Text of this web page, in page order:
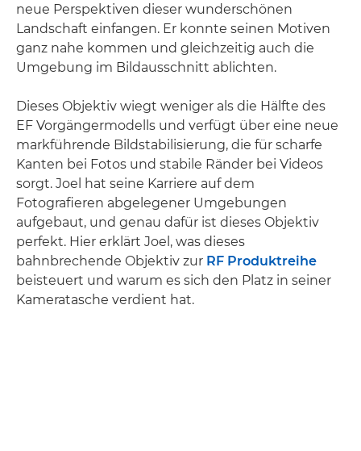
neue Perspektiven dieser wunderschönen
Landschaft einfangen. Er konnte seinen Motiven
ganz nahe kommen und gleichzeitig auch die
Umgebung im Bildausschnitt ablichten.
Dieses Objektiv wiegt weniger als die Hälfte des
EF Vorgängermodells und verfügt über eine neue
markführende Bildstabilisierung, die für scharfe
Kanten bei Fotos und stabile Ränder bei Videos
sorgt. Joel hat seine Karriere auf dem
Fotografieren abgelegener Umgebungen
aufgebaut, und genau dafür ist dieses Objektiv
perfekt. Hier erklärt Joel, was dieses
bahnbrechende Objektiv zur RF Produktreihe
beisteuert und warum es sich den Platz in seiner
Kameratasche verdient hat.